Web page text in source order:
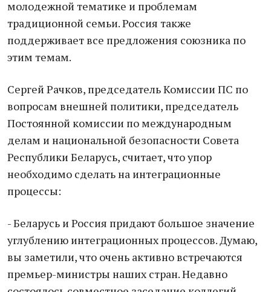
молодежной тематике и проблемам
традиционной семьи. Россия также
поддерживает все предложения союзника по
этим темам.
Сергей Рачков, председатель Комиссии ПС по
вопросам внешней политики, председатель
Постоянной комиссии по международным
делам и национальной безопасности Совета
Республики Беларусь, считает, что упор
необходимо сделать на интеграционные
процессы:
- Беларусь и Россия придают большое значение
углублению интеграционных процессов. Думаю,
вы заметили, что очень активно встречаются
премьер-министры наших стран. Недавно